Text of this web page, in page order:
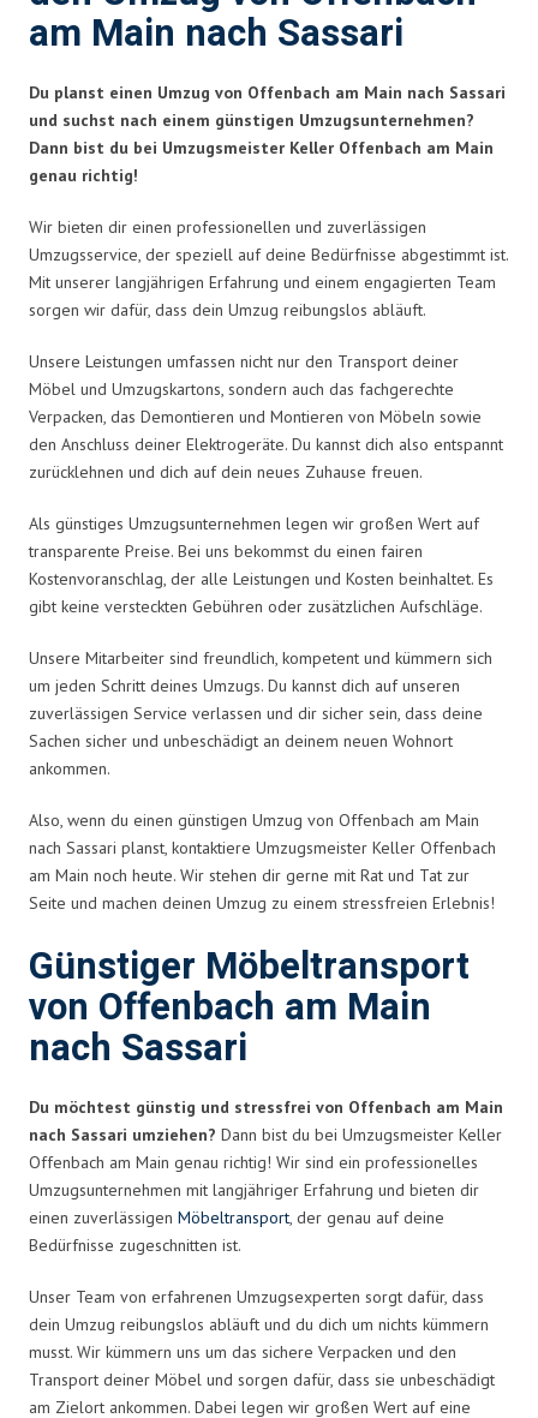
am Main nach Sassari
Du planst einen Umzug von Offenbach am Main nach Sassari
und suchst nach einem günstigen Umzugsunternehmen?
Dann bist du bei Umzugsmeister Keller Offenbach am Main
genau richtig!
Wir bieten dir einen professionellen und zuverlässigen
Umzugsservice, der speziell auf deine Bedürfnisse abgestimmt ist.
Mit unserer langjährigen Erfahrung und einem engagierten Team
sorgen wir dafür, dass dein Umzug reibungslos abläuft.
Unsere Leistungen umfassen nicht nur den Transport deiner
Möbel und Umzugskartons, sondern auch das fachgerechte
Verpacken, das Demontieren und Montieren von Möbeln sowie
den Anschluss deiner Elektrogeräte. Du kannst dich also entspannt
zurücklehnen und dich auf dein neues Zuhause freuen.
Als günstiges Umzugsunternehmen legen wir großen Wert auf
transparente Preise. Bei uns bekommst du einen fairen
Kostenvoranschlag, der alle Leistungen und Kosten beinhaltet. Es
gibt keine versteckten Gebühren oder zusätzlichen Aufschläge.
Unsere Mitarbeiter sind freundlich, kompetent und kümmern sich
um jeden Schritt deines Umzugs. Du kannst dich auf unseren
zuverlässigen Service verlassen und dir sicher sein, dass deine
Sachen sicher und unbeschädigt an deinem neuen Wohnort
ankommen.
Also, wenn du einen günstigen Umzug von Offenbach am Main
nach Sassari planst, kontaktiere Umzugsmeister Keller Offenbach
am Main noch heute. Wir stehen dir gerne mit Rat und Tat zur
Seite und machen deinen Umzug zu einem stressfreien Erlebnis!
Günstiger Möbeltransport
von Offenbach am Main
nach Sassari
Du möchtest günstig und stressfrei von Offenbach am Main
nach Sassari umziehen? Dann bist du bei Umzugsmeister Keller
Offenbach am Main genau richtig! Wir sind ein professionelles
Umzugsunternehmen mit langjähriger Erfahrung und bieten dir
einen zuverlässigen Möbeltransport, der genau auf deine
Bedürfnisse zugeschnitten ist.
Unser Team von erfahrenen Umzugsexperten sorgt dafür, dass
dein Umzug reibungslos abläuft und du dich um nichts kümmern
musst. Wir kümmern uns um das sichere Verpacken und den
Transport deiner Möbel und sorgen dafür, dass sie unbeschädigt
am Zielort ankommen. Dabei legen wir großen Wert auf eine